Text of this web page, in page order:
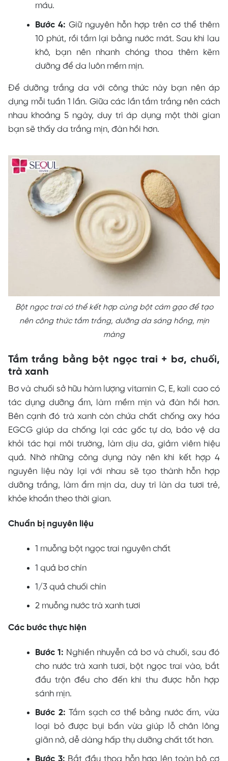
máu.
Bước 4: Giữ nguyên hỗn hợp trên cơ thể thêm
10 phút, rồi tắm lại bằng nước mát. Sau khi lau
khô, bạn nên nhanh chóng thoa thêm kẽm
dưỡng để da luôn mềm mịn.
Để dưỡng trắng da với công thức này bạn nên áp
dụng mỗi tuần 1 lần. Giữa các lần tắm trắng nên cách
nhau khoảng 5 ngày, duy trì áp dụng một thời gian
bạn sẽ thấy da trắng mịn, đàn hồi hơn.
Bột ngọc trai có thể kết hợp cùng bột cám gạo để tạo
nên công thức tắm trắng, dưỡng da sáng hồng, mịn
màng
Tắm trắng bằng bột ngọc trai + bơ, chuối,
trà xanh
Bơ và chuối sở hữu hàm lượng vitamin C, E, kali cao có
tác dụng dưỡng ẩm, làm mềm mịn và đàn hồi hơn.
Bên cạnh đó trà xanh còn chứa chất chống oxy hóa
EGCG giúp da chống lại các gốc tự do, bảo vệ da
khỏi tác hại môi trường, làm dịu da, giảm viêm hiệu
quả. Nhờ những công dụng này nên khi kết hợp 4
nguyên liệu này lại với nhau sẽ tạo thành hỗn hợp
dưỡng trắng, làm ẩm mịn da, duy trì làn da tươi trẻ,
khỏe khoắn theo thời gian.
Chuẩn bị nguyên liệu
1 muỗng bột ngọc trai nguyên chất
1 quả bơ chín
1/3 quả chuối chín
2 muỗng nước trà xanh tươi
Các bước thực hiện
Bước 1: Nghiền nhuyễn cả bơ và chuối, sau đó
cho nước trà xanh tươi, bột ngọc trai vào, bắt
đầu trộn đều cho đến khi thu được hỗn hợp
sánh mịn.
Bước 2: Tắm sạch cơ thể bằng nước ấm, vừa
loại bỏ được bụi bẩn vừa giúp lỗ chân lông
giãn nở, dễ dàng hấp thụ dưỡng chất tốt hơn.
Bước 3: Bắt đầu thoa hỗn hợp lên toàn bộ cơ